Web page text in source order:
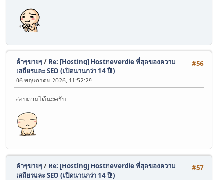
#56
ค้าๆขายๆ/ Re: [Hosting] Hostneverdie ที่สุดของความ
เสถียรและ SEO (เปิดนานกว่า 14 ปี!)
06 พฤษภาคม 2026, 11:52:29
สอบถามได้นะครับ
#57
ค้าๆขายๆ/ Re: [Hosting] Hostneverdie ที่สุดของความ
เสถียรและ SEO (เปิดนานกว่า 14 ปี!)